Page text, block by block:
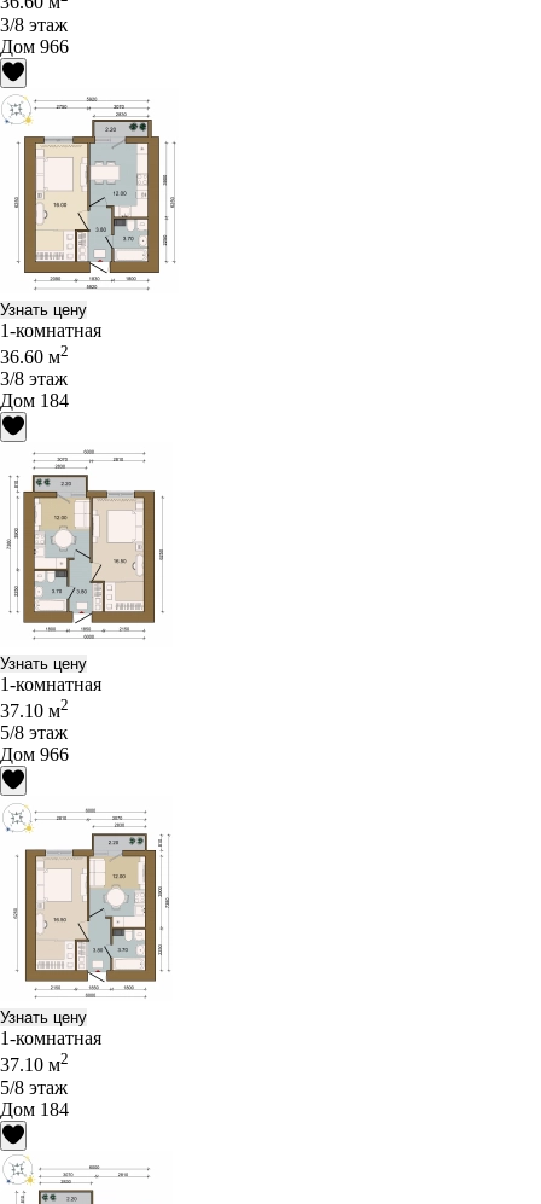
3/8 этаж
Дом 966
Узнать цену
1-комнатная
36.60 м2
3/8 этаж
Дом 184
Узнать цену
1-комнатная
37.10 м2
5/8 этаж
Дом 966
Узнать цену
1-комнатная
37.10 м2
5/8 этаж
Дом 184